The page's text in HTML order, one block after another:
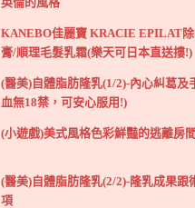
KANEBO佳麗寶 KRACIE EPILAT
膏/順理毛髮乳霜(樂天可日本直送摟!)
(醫美)自體脂肪隆乳(1/2)-內心糾葛及
血無18禁，可安心服用!)
(小遊戲)美式風格色彩鮮豔的逃離房
(醫美)自體脂肪隆乳(2/2)-隆乳成果跟
項